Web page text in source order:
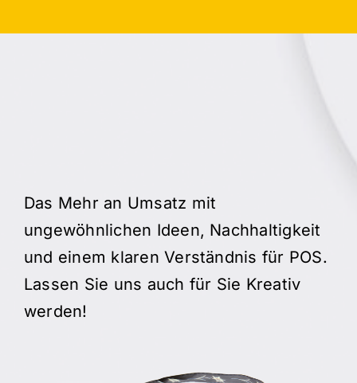
Das Mehr an Umsatz mit
ungewöhnlichen Ideen, Nachhaltigkeit
und einem klaren Verständnis für POS.
Lassen Sie uns auch für Sie Kreativ
werden!